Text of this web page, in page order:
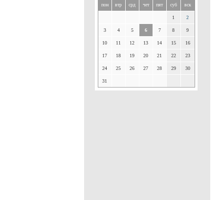
пон втр срд чет пят суб вск
1 2
3 4 5 6 7 8 9
10 11 12 13 14 15 16
17 18 19 20 21 22 23
24 25 26 27 28 29 30
31